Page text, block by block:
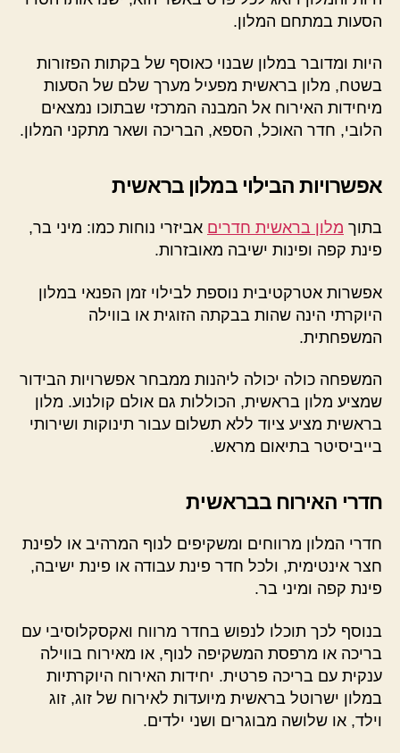
הסעות במתחם המלון.
היות ומדובר במלון שבנוי כאוסף של בקתות הפזורות
בשטח, מלון בראשית מפעיל מערך שלם של הסעות
מיחידות האירוח אל המבנה המרכזי שבתוכו נמצאים
הלובי, חדר האוכל, הספא, הבריכה ושאר מתקני המלון.
אפשרויות הבילוי במלון בראשית
בתוך מלון בראשית חדרים אביזרי נוחות כמו: מיני בר,
פינת קפה ופינות ישיבה מאובזרות.
אפשרות אטרקטיבית נוספת לבילוי זמן הפנאי במלון
היוקרתי הינה שהות בבקתה הזוגית או בווילה
המשפחתית.
המשפחה כולה יכולה ליהנות ממבחר אפשרויות הבידור
שמציע מלון בראשית, הכוללות גם אולם קולנוע. מלון
בראשית מציע ציוד ללא תשלום עבור תינוקות ושירותי
בייביסיטר בתיאום מראש.
חדרי האירוח בבראשית
חדרי המלון מרווחים ומשקיפים לנוף המרהיב או לפינת
חצר אינטימית, ולכל חדר פינת עבודה או פינת ישיבה,
פינת קפה ומיני בר.
בנוסף לכך תוכלו לנפוש בחדר מרווח ואקסקלוסיבי עם
בריכה או מרפסת המשקיפה לנוף, או מאירוח בווילה
ענקית עם בריכה פרטית. יחידות האירוח היוקרתיות
במלון ישרוטל בראשית מיועדות לאירוח של זוג, זוג
וילד, או שלושה מבוגרים ושני ילדים.